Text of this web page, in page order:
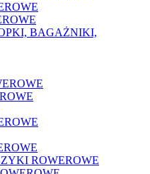
BAGAŻNIKI,
ROWEROWE